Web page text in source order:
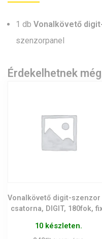
1 db Vonalkövető
szenzorpanel
Érdekelhetnek
Vonalkövető digit-szenzor
csatorna, DIGIT, 180fok,
10 készleten.